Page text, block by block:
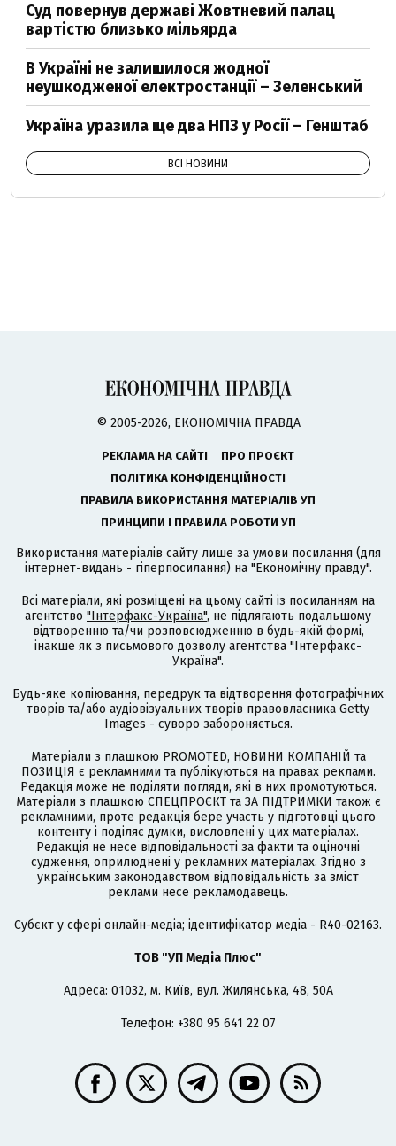
Суд повернув державі Жовтневий палац
вартістю близько мільярда
В Україні не залишилося жодної
неушкодженої електростанції – Зеленський
Україна уразила ще два НПЗ у Росії – Генштаб
ВСІ НОВИНИ
© 2005-2026, ЕКОНОМІЧНА ПРАВДА
РЕКЛАМА НА САЙТІ
ПРО ПРОЄКТ
ПОЛІТИКА КОНФІДЕНЦІЙНОСТІ
ПРАВИЛА ВИКОРИСТАННЯ МАТЕРІАЛІВ УП
ПРИНЦИПИ І ПРАВИЛА РОБОТИ УП
Використання матеріалів сайту лише за умови посилання (для
інтернет-видань - гіперпосилання) на "Економічну правду".
Всі матеріали, які розміщені на цьому сайті із посиланням на
агентство "Інтерфакс-Україна", не підлягають подальшому
відтворенню та/чи розповсюдженню в будь-якій формі,
інакше як з письмового дозволу агентства "Інтерфакс-
Україна".
Будь-яке копіювання, передрук та відтворення фотографічних
творів та/або аудіовізуальних творів правовласника Getty
Images - суворо забороняється.
Матеріали з плашкою PROMOTED, НОВИНИ КОМПАНІЙ та
ПОЗИЦІЯ є рекламними та публікуються на правах реклами.
Редакція може не поділяти погляди, які в них промотуються.
Матеріали з плашкою СПЕЦПРОЄКТ та ЗА ПІДТРИМКИ також є
рекламними, проте редакція бере участь у підготовці цього
контенту і поділяє думки, висловлені у цих матеріалах.
Редакція не несе відповідальності за факти та оціночні
судження, оприлюднені у рекламних матеріалах. Згідно з
українським законодавством відповідальність за зміст
реклами несе рекламодавець.
Cубєкт у сфері онлайн-медіа; ідентифікатор медіа - R40-02163.
ТОВ "УП Медіа Плюс"
Адреса: 01032, м. Київ, вул. Жилянська, 48, 50А
Телефон: +380 95 641 22 07